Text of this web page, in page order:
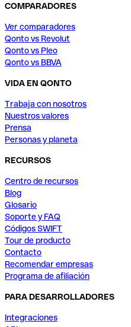
COMPARADORES
Ver comparadores
Qonto vs Revolut
Qonto vs Pleo
Qonto vs BBVA
VIDA EN QONTO
Trabaja con nosotros
Nuestros valores
Prensa
Personas y planeta
RECURSOS
Centro de recursos
Blog
Glosario
Soporte y FAQ
Códigos SWIFT
Tour de producto
Contacto
Recomendar empresas
Programa de afiliación
PARA DESARROLLADORES
Integraciones